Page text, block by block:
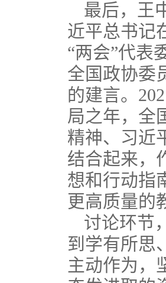
最后，王
近平总书记
“两会”代
全国政协委
的建言。
局之年，全
精神、习近
结合起来，
想和行动指
更高质量的
讨论环节
到学有所思
主动作为，